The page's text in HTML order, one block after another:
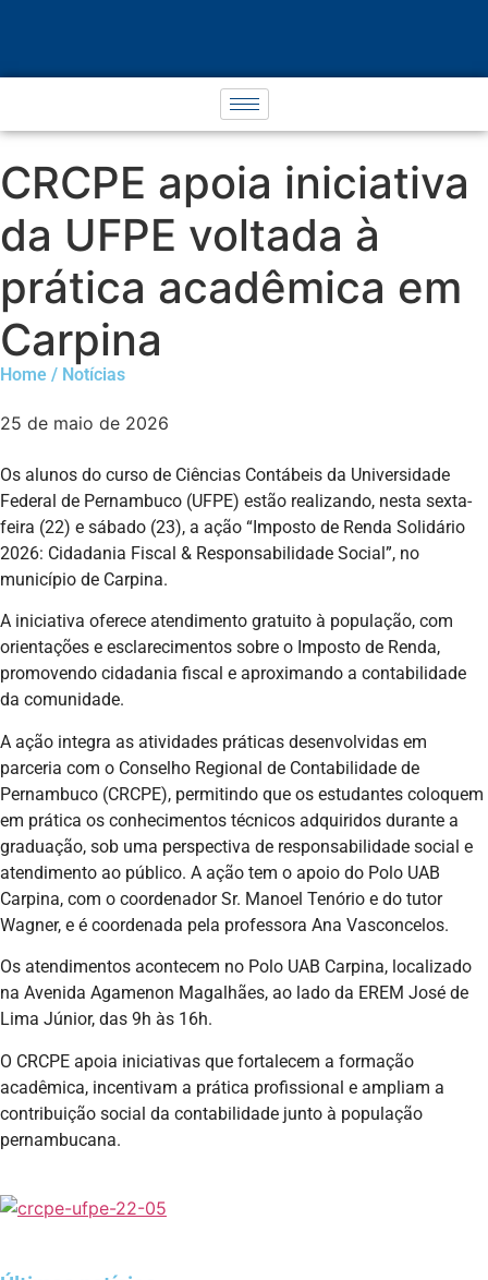
CRCPE apoia iniciativa
da UFPE voltada à
prática acadêmica em
Carpina
Home / Notícias
25 de maio de 2026
Os alunos do curso de Ciências Contábeis da Universidade
Federal de Pernambuco (UFPE) estão realizando, nesta sexta-
feira (22) e sábado (23), a ação “Imposto de Renda Solidário
2026: Cidadania Fiscal & Responsabilidade Social”, no
município de Carpina.
A iniciativa oferece atendimento gratuito à população, com
orientações e esclarecimentos sobre o Imposto de Renda,
promovendo cidadania fiscal e aproximando a contabilidade
da comunidade.
A ação integra as atividades práticas desenvolvidas em
parceria com o Conselho Regional de Contabilidade de
Pernambuco (CRCPE), permitindo que os estudantes coloquem
em prática os conhecimentos técnicos adquiridos durante a
graduação, sob uma perspectiva de responsabilidade social e
atendimento ao público. A ação tem o apoio do Polo UAB
Carpina, com o coordenador Sr. Manoel Tenório e do tutor
Wagner, e é coordenada pela professora Ana Vasconcelos.
Os atendimentos acontecem no Polo UAB Carpina, localizado
na Avenida Agamenon Magalhães, ao lado da EREM José de
Lima Júnior, das 9h às 16h.
O CRCPE apoia iniciativas que fortalecem a formação
acadêmica, incentivam a prática profissional e ampliam a
contribuição social da contabilidade junto à população
pernambucana.